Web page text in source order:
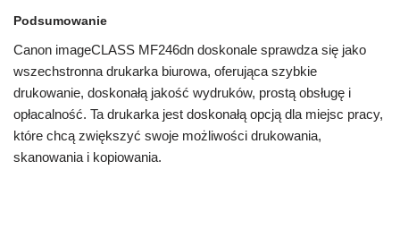
Podsumowanie
Canon imageCLASS MF246dn doskonale sprawdza się jako
wszechstronna drukarka biurowa, oferująca szybkie
drukowanie, doskonałą jakość wydruków, prostą obsługę i
opłacalność. Ta drukarka jest doskonałą opcją dla miejsc pracy,
które chcą zwiększyć swoje możliwości drukowania,
skanowania i kopiowania.